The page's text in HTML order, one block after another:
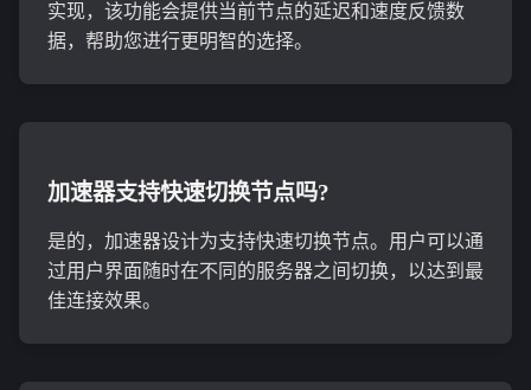
实现，该功能会提供当前节点的延迟和速度反馈数
据，帮助您进行更明智的选择。
加速器支持快速切换节点吗?
是的，加速器设计为支持快速切换节点。用户可以通
过用户界面随时在不同的服务器之间切换，以达到最
佳连接效果。